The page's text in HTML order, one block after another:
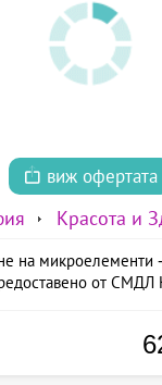
виж офертата
Красота и
на
от СМДЛ